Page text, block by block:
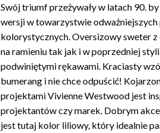
Swój triumf przeżywały w latach 90.
wersji w towarzystwie odważniejszych
kolorystycznych. Oversizowy sweter
na ramieniu tak jak i w poprzedniej
podwiniętymi rękawami. Kraciasty
bumerang i nie chce odpuścić!
projektami Vivienne Westwood jest
projektantów czy marek. Dobrym
jest tutaj kolor liliowy, który idealnie